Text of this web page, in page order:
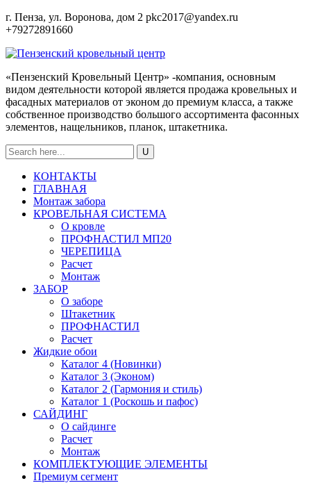
г. Пенза, ул. Воронова, дом 2 pkc2017@yandex.ru
+79272891660
«Пензенский Кровельный Центр» -компания, основным
видом деятельности которой является продажа кровельных и
фасадных материалов от эконом до премиум класса, а также
собственное производство большого ассортимента фасонных
элементов, нащельников, планок, штакетника.
КОНТАКТЫ
ГЛАВНАЯ
Монтаж забора
КРОВЕЛЬНАЯ СИСТЕМА
О кровле
ПРОФНАСТИЛ МП20
ЧЕРЕПИЦА
Расчет
Монтаж
ЗАБОР
О заборе
Штакетник
ПРОФНАСТИЛ
Расчет
Жидкие обои
Каталог 4 (Новинки)
Каталог 3 (Эконом)
Каталог 2 (Гармония и стиль)
Каталог 1 (Роскошь и пафос)
САЙДИНГ
О сайдинге
Расчет
Монтаж
КОМПЛЕКТУЮЩИЕ ЭЛЕМЕНТЫ
Премиум сегмент